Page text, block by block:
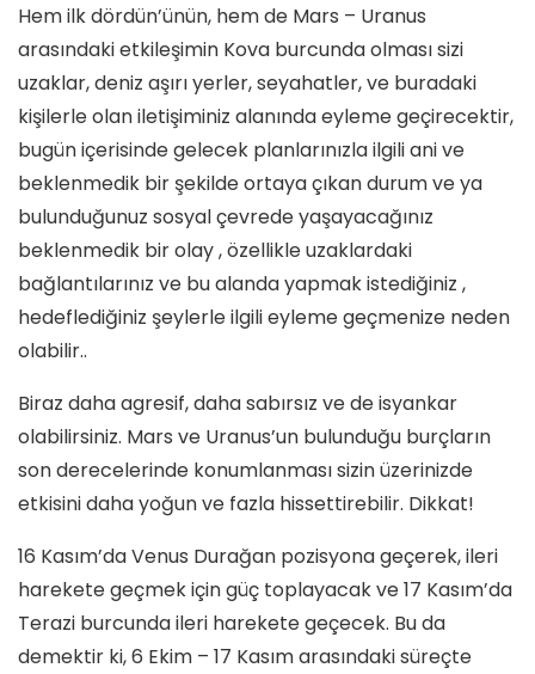
Hem ilk dördün’ünün, hem de Mars – Uranus
arasındaki etkileşimin Kova burcunda olması sizi
uzaklar, deniz aşırı yerler, seyahatler, ve buradaki
kişilerle olan iletişiminiz alanında eyleme geçirecektir,
bugün içerisinde gelecek planlarınızla ilgili ani ve
beklenmedik bir şekilde ortaya çıkan durum ve ya
bulunduğunuz sosyal çevrede yaşayacağınız
beklenmedik bir olay , özellikle uzaklardaki
bağlantılarınız ve bu alanda yapmak istediğiniz ,
hedeflediğiniz şeylerle ilgili eyleme geçmenize neden
olabilir..
Biraz daha agresif, daha sabırsız ve de isyankar
olabilirsiniz. Mars ve Uranus’un bulunduğu burçların
son derecelerinde konumlanması sizin üzerinizde
etkisini daha yoğun ve fazla hissettirebilir. Dikkat!
16 Kasım’da Venus Durağan pozisyona geçerek, ileri
harekete geçmek için güç toplayacak ve 17 Kasım’da
Terazi burcunda ileri harekete geçecek. Bu da
demektir ki, 6 Ekim – 17 Kasım arasındaki süreçte